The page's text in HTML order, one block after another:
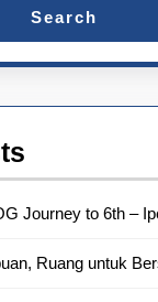
Search
Journey to 6th –
Ruang untuk